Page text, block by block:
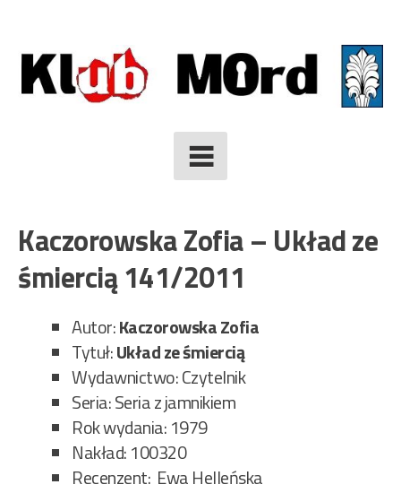
to
content
Kaczorowska Zofia – Układ ze
śmiercią 141/2011
Autor:Kaczorowska Zofia
Tytuł:Układ ze śmiercią
Wydawnictwo: Czytelnik
Seria: Seria z jamnikiem
Rok wydania: 1979
Nakład: 100320
Recenzent: Ewa Helleńska